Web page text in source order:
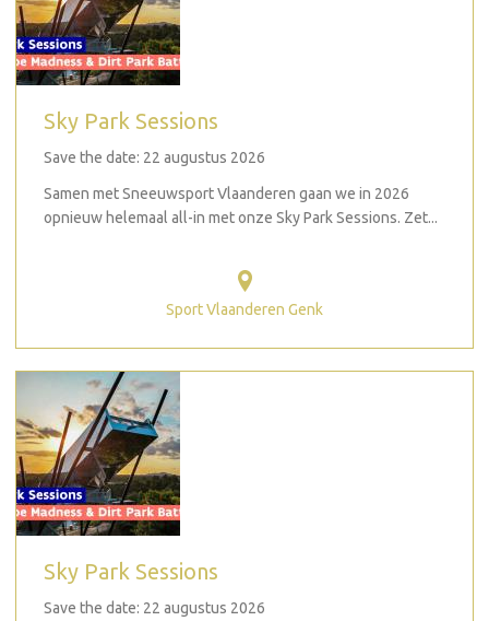
Sky Park Sessions
Save the date: 22 augustus 2026
Samen met Sneeuwsport Vlaanderen gaan we in 2026
opnieuw helemaal all-in met onze Sky Park Sessions. Zet...
Sport Vlaanderen Genk
Sky Park Sessions
Save the date: 22 augustus 2026